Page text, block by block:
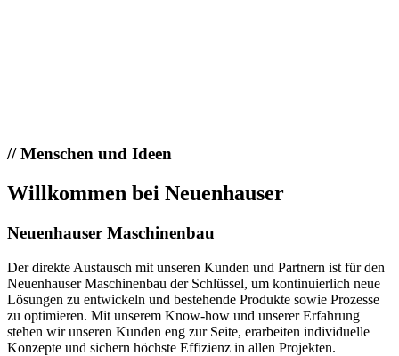
//Menschen und Ideen
Willkommen bei Neuenhauser
Neuenhauser Maschinenbau
Der direkte Austausch mit unseren Kunden und Partnern ist für den
Neuenhauser Maschinenbau der Schlüssel, um kontinuierlich neue
Lösungen zu entwickeln und bestehende Produkte sowie Prozesse
zu optimieren. Mit unserem Know-how und unserer Erfahrung
stehen wir unseren Kunden eng zur Seite, erarbeiten individuelle
Konzepte und sichern höchste Effizienz in allen Projekten.